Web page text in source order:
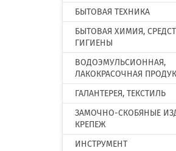
БЫТОВАЯ ТЕХНИКА
БЫТОВАЯ ХИМИЯ,
ГИГИЕНЫ
ВОДОЭМУЛЬСИОННАЯ,
ЛАКОКРАСОЧНАЯ
ГАЛАНТЕРЕЯ, ТЕКСТИЛЬ
ЗАМОЧНО-СКОБЯНЫЕ
КРЕПЕЖ
ИНСТРУМЕНТ